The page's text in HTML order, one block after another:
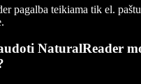
pagalba teikiama tik el.
NaturalReader